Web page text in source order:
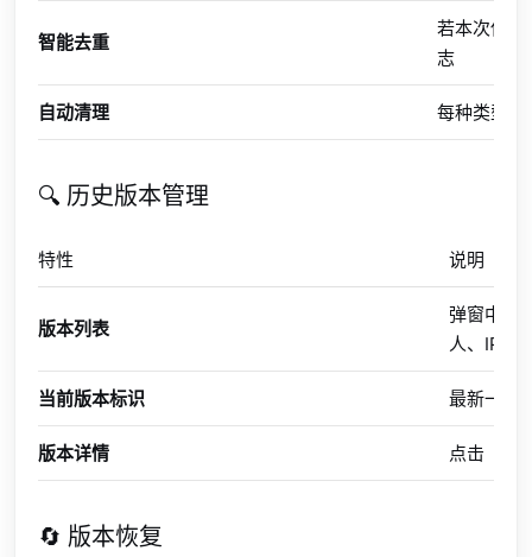
智能去重
若本次保存
志
自动清理 每种类型最
🔍 历史版本管理
特性 说明
版本列表
弹窗中以
人、IP、
当前版本标识 最新一条
版本详情 点击「查
🔄 版本恢复